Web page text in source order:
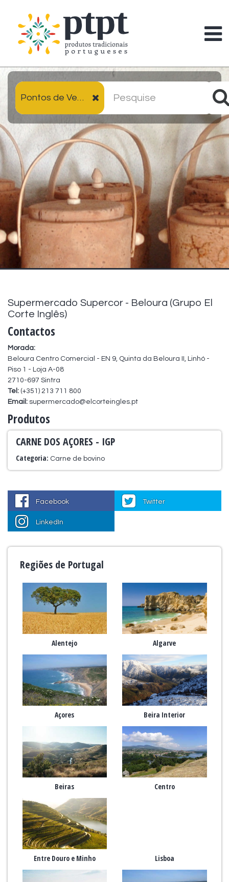
Pontos de Venda
Supermercado Supercor - Beloura (Grupo El
Corte Inglês)
Contactos
Morada:
Beloura Centro Comercial - EN 9, Quinta da Beloura II, Linhó -
Piso 1 - Loja A-08
2710-697 Sintra
Tel: (+351) 213 711 800
Email: supermercado@elcorteingles.pt
Produtos
CARNE DOS AÇORES - IGP
Categoria: Carne de bovino
Facebook Twitter
LinkedIn
Regiões de Portugal
Alentejo Algarve
Açores Beira Interior
Beiras Centro
Entre Douro e Minho Lisboa